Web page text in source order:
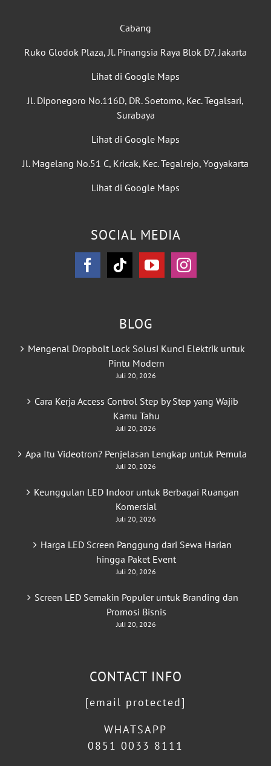
Cabang
Ruko Glodok Plaza, Jl. Pinangsia Raya Blok D7, Jakarta
Lihat di Google Maps
Jl. Diponegoro No.116D, DR. Soetomo, Kec. Tegalsari,
Surabaya
Lihat di Google Maps
Jl. Magelang No.51 C, Kricak, Kec. Tegalrejo, Yogyakarta
Lihat di Google Maps
SOCIAL MEDIA
BLOG
Mengenal Dropbolt Lock Solusi Kunci Elektrik untuk
Pintu Modern
Juli 20, 2026
Cara Kerja Access Control Step by Step yang Wajib
Kamu Tahu
Juli 20, 2026
Apa Itu Videotron? Penjelasan Lengkap untuk Pemula
Juli 20, 2026
Keunggulan LED Indoor untuk Berbagai Ruangan
Komersial
Juli 20, 2026
Harga LED Screen Panggung dari Sewa Harian
hingga Paket Event
Juli 20, 2026
Screen LED Semakin Populer untuk Branding dan
Promosi Bisnis
Juli 20, 2026
CONTACT INFO
[email protected]
WHATSAPP
0851 0033 8111